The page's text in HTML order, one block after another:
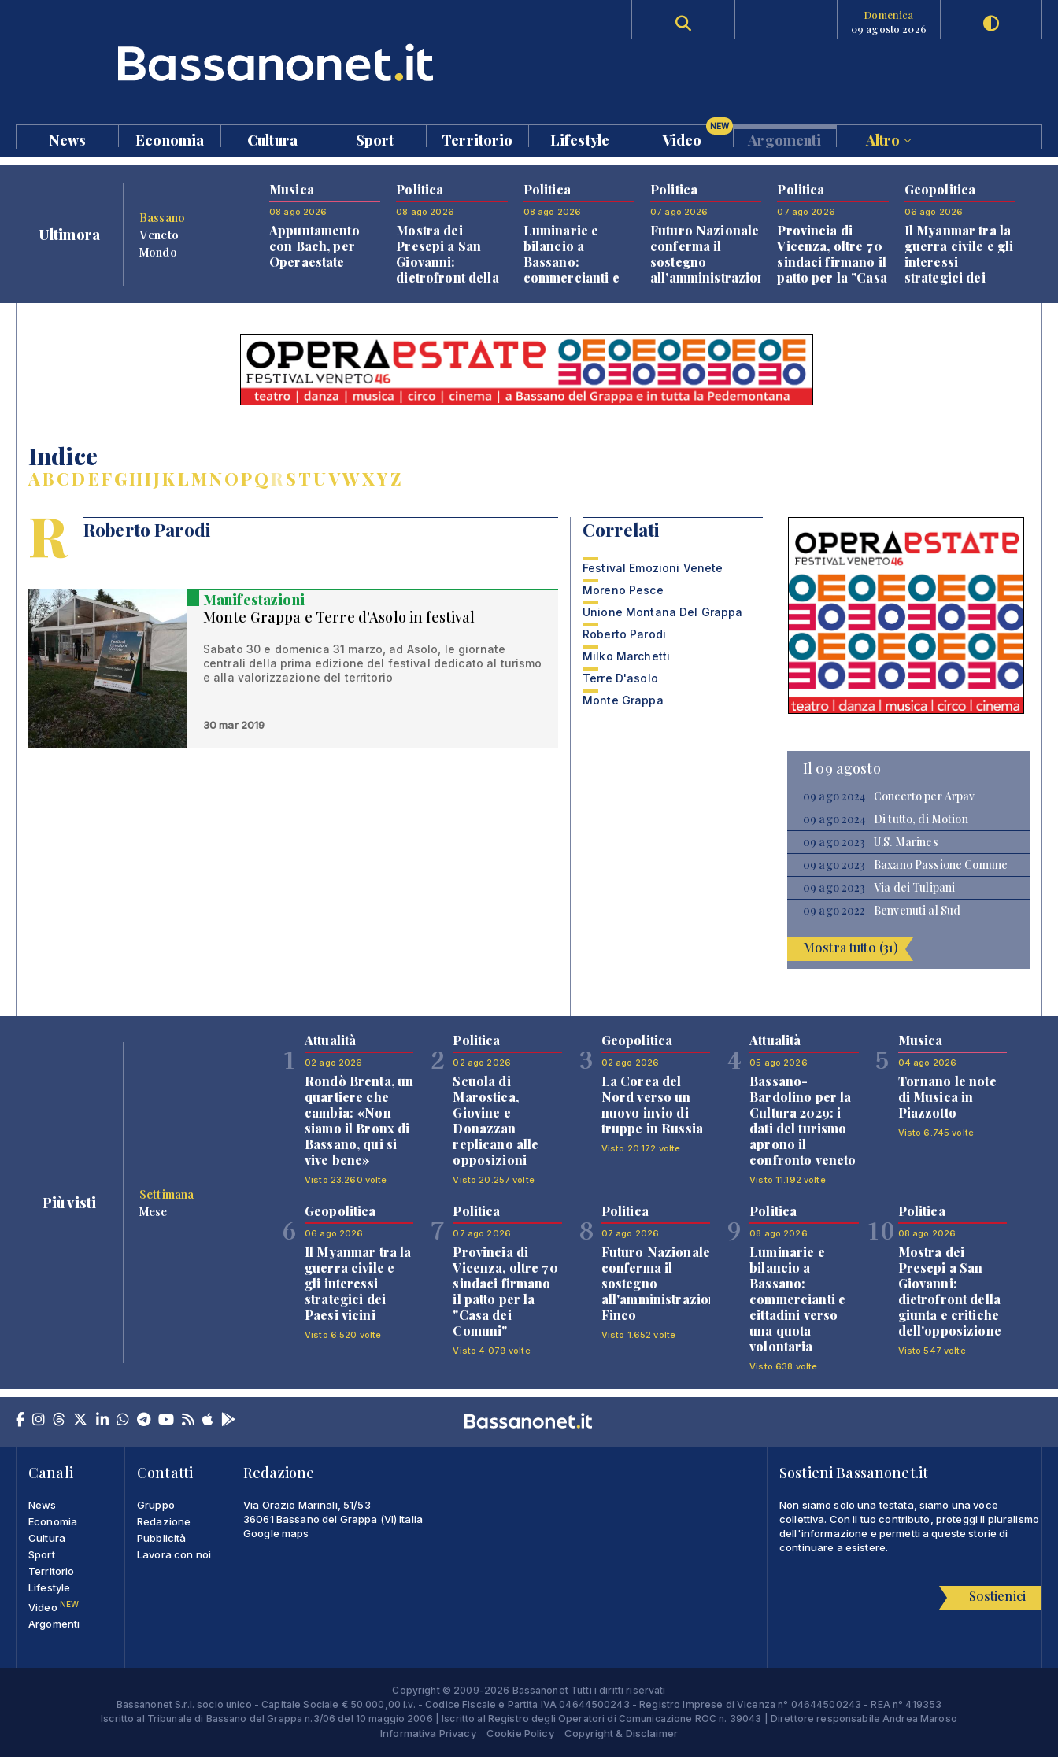
Domenica
09 agosto 2026
News Economia Cultura Sport Territorio Lifestyle Video
NEW
Argomenti Altro
Ultimora
Bassano
Veneto
Mondo
Musica
08 ago 2026
Appuntamento
con Bach, per
Operaestate
Politica
08 ago 2026
Mostra dei
Presepi a San
Giovanni:
dietrofront della
Politica
08 ago 2026
Luminarie e
bilancio a
Bassano:
commercianti e
Politica
07 ago 2026
Futuro Nazionale
conferma il
sostegno
all'amministrazione
Politica
07 ago 2026
Provincia di
Vicenza, oltre 70
sindaci firmano il
patto per la "Casa
Geopolitica
06 ago 2026
Il Myanmar tra la
guerra civile e gli
interessi
strategici dei
Indice
ABCDEFGHIJKLMNOPQRSTUVWXYZ
R Roberto Parodi
Manifestazioni
Monte Grappa e Terre d'Asolo in festival
Sabato 30 e domenica 31 marzo, ad Asolo, le giornate
centrali della prima edizione del festival dedicato al turismo
e alla valorizzazione del territorio
30 mar 2019
Correlati
Festival Emozioni Venete
Moreno Pesce
Unione Montana Del Grappa
Roberto Parodi
Milko Marchetti
Terre D'asolo
Monte Grappa
Il 09 agosto
09 ago 2024
Concerto per Arpav
09 ago 2024
Di tutto, di Motion
09 ago 2023
U.S. Marines
09 ago 2023
Baxano Passione Comune
09 ago 2023
Via dei Tulipani
09 ago 2022
Benvenuti al Sud
Mostra tutto (31)
Più visti
Settimana
Mese
1
Attualità
02 ago 2026
Rondò Brenta, un
quartiere che
cambia: «Non
siamo il Bronx di
Bassano, qui si
vive bene»
Visto 23.260 volte
2
Politica
02 ago 2026
Scuola di
Marostica,
Giovine e
Donazzan
replicano alle
opposizioni
Visto 20.257 volte
3
Geopolitica
02 ago 2026
La Corea del
Nord verso un
nuovo invio di
truppe in Russia
Visto 20.172 volte
4
Attualità
05 ago 2026
Bassano-
Bardolino per la
Cultura 2029: i
dati del turismo
aprono il
confronto veneto
Visto 11.192 volte
5
Musica
04 ago 2026
Tornano le note
di Musica in
Piazzotto
Visto 6.745 volte
6
Geopolitica
06 ago 2026
Il Myanmar tra la
guerra civile e
gli interessi
strategici dei
Paesi vicini
Visto 6.520 volte
7
Politica
07 ago 2026
Provincia di
Vicenza, oltre 70
sindaci firmano
il patto per la
"Casa dei
Comuni"
Visto 4.079 volte
8
Politica
07 ago 2026
Futuro Nazionale
conferma il
sostegno
all'amministrazione
Finco
Visto 1.652 volte
9
Politica
08 ago 2026
Luminarie e
bilancio a
Bassano:
commercianti e
cittadini verso
una quota
volontaria
Visto 638 volte
10
Politica
08 ago 2026
Mostra dei
Presepi a San
Giovanni:
dietrofront della
giunta e critiche
dell'opposizione
Visto 547 volte
Canali
News
Economia
Cultura
Sport
Territorio
Lifestyle
Video NEW
Argomenti
Contatti
Gruppo
Redazione
Pubblicità
Lavora con noi
Redazione
Via Orazio Marinali, 51/53
36061 Bassano del Grappa (VI) Italia
Google maps
Sostieni Bassanonet.it
Non siamo solo una testata, siamo una voce
collettiva. Con il tuo contributo, proteggi il pluralismo
dell'informazione e permetti a queste storie di
continuare a esistere.
Sostienici
Copyright © 2009-2026 Bassanonet Tutti i diritti riservati
Bassanonet S.r.l. socio unico - Capitale Sociale € 50.000,00 i.v. - Codice Fiscale e Partita IVA 04644500243 - Registro Imprese di Vicenza n° 04644500243 - REA n° 419353
Iscritto al Tribunale di Bassano del Grappa n.3/06 del 10 maggio 2006 | Iscritto al Registro degli Operatori di Comunicazione ROC n. 39043 | Direttore responsabile Andrea Maroso
Informativa Privacy Cookie Policy Copyright & Disclaimer